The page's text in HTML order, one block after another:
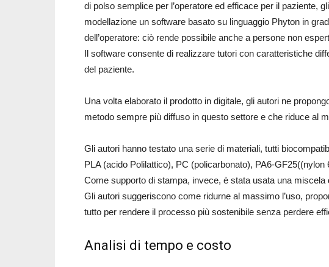
di polso semplice per l’operatore ed efficace per il paziente,
modellazione un software basato su linguaggio Phyton in
dell’operatore: ciò rende possibile anche a persone non
Il software consente di realizzare tutori con caratteristiche
del paziente.
Una volta elaborato il prodotto in digitale, gli autori ne
metodo sempre più diffuso in questo settore e che riduce al
Gli autori hanno testato una serie di materiali, tutti
PLA (acido Polilattico), PC (policarbonato), PA6-GF25((nylon
Come supporto di stampa, invece, è stata usata una
Gli autori suggeriscono come ridurne al massimo l’uso,
tutto per rendere il processo più sostenibile senza perdere
Analisi di tempo e costo